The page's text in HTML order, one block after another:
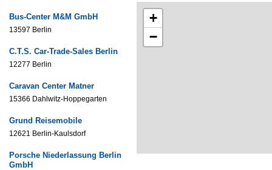
Bus-Center M&M GmbH
13597 Berlin
C.T.S. Car-Trade-Sales Berlin
12277 Berlin
Caravan Center Matner
15366 Dahlwitz-Hoppegarten
Grund Reisemobile
12621 Berlin-Kaulsdorf
Porsche Niederlassung Berlin
GmbH
+
−